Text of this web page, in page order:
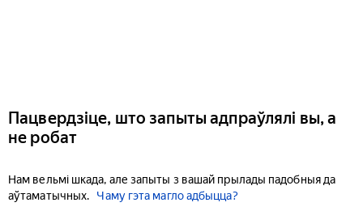
Пацвердзіце, што запыты адпраўлялі вы, а
не робат
Нам вельмі шкада, але запыты з вашай прылады падобныя да
аўтаматычных.
Чаму гэта магло адбыцца?